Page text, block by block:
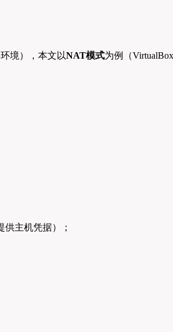
境），本文以NAT模式为例（VirtualBox
供主机凭据）；